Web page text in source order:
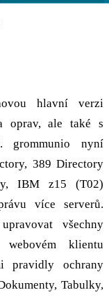
hlavní verzi
oprav, ale také s
grommunio nyní
389 Directory
IBM z15 (T02)
více serverů.
všechny
klientu
pravidly ochrany
Tabulky,